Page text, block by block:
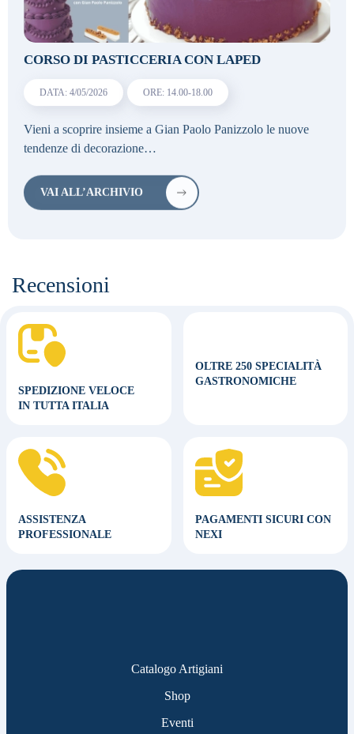
CORSO DI PASTICCERIA CON LAPED
DATA: 4/05/2026 ORE: 14.00-18.00
Vieni a scoprire insieme a Gian Paolo Panizzolo le nuove
tendenze di decorazione…
VAI ALL’ARCHIVIO
Recensioni
SPEDIZIONE VELOCE
IN TUTTA ITALIA
OLTRE 250 SPECIALITÀ
GASTRONOMICHE
ASSISTENZA
PROFESSIONALE
PAGAMENTI SICURI CON
NEXI
Catalogo Artigiani
Shop
Eventi